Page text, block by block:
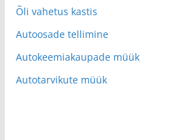
Õli vahetus kastis
Autoosade tellimine
Autokeemiakaupade müük
Autotarvikute müük